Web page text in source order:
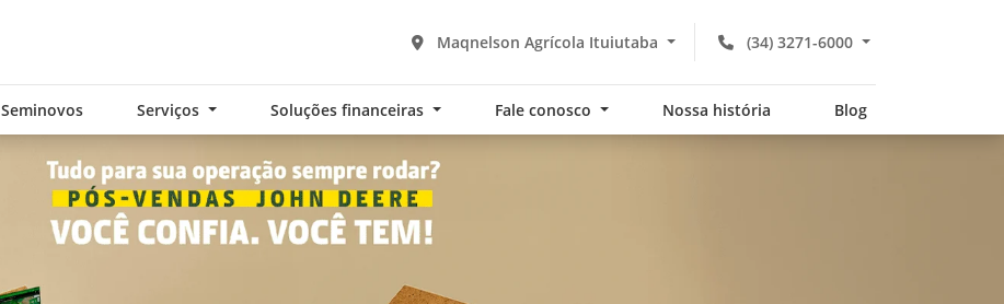
(34) 3271-6000
Maqnelson Agrícola Ituiutaba
Seminovos Serviços Soluções financeiras Fale conosco Nossa história Blog